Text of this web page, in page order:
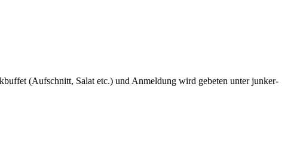
(Aufschnitt, Salat etc.) und Anmeldung wird gebeten unter junker-